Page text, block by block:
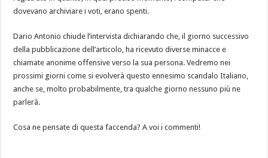
dovevano archiviare i voti, erano spenti.
Dario Antonio chiude l’intervista dichiarando che, il giorno successivo
della pubblicazione dell’articolo, ha ricevuto diverse minacce e
chiamate anonime offensive verso la sua persona. Vedremo nei
prossimi giorni come si evolverà questo ennesimo scandalo Italiano,
anche se, molto probabilmente, tra qualche giorno nessuno più ne
parlerà.
Cosa ne pensate di questa faccenda? A voi i commenti!